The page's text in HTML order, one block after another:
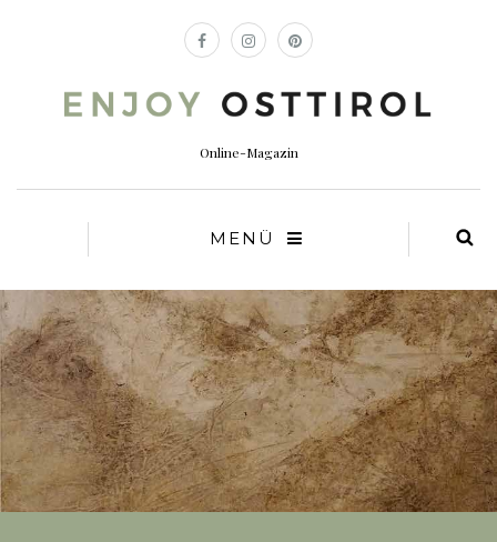
Online-Magazin
MENÜ